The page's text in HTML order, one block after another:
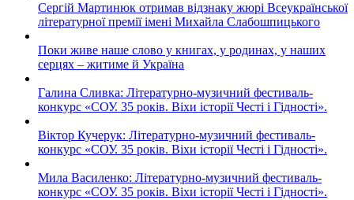
Сергій Мартинюк отримав відзнаку жюрі Всеукраїнської
літературної премії імені Михайла Слабошпицького
Поки живе наше слово у книгах, у родинах, у наших
серцях – житиме й Україна
Галина Сливка: Літературно-музичний фестиваль-
конкурс «СОУ. 35 років. Віхи історії Честі і Гідності».
Віктор Кучерук: Літературно-музичний фестиваль-
конкурс «СОУ. 35 років. Віхи історії Честі і Гідності».
Мила Василенко: Літературно-музичний фестиваль-
конкурс «СОУ. 35 років. Віхи історії Честі і Гідності».